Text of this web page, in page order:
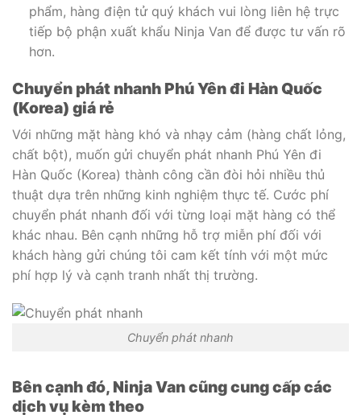
phẩm, hàng điện tử quý khách vui lòng liên hệ trực
tiếp bộ phận xuất khẩu Ninja Van để được tư vấn rõ
hơn.
Chuyển phát nhanh Phú Yên đi Hàn Quốc
(Korea) giá rẻ
Với những mặt hàng khó và nhạy cảm (hàng chất lỏng,
chất bột), muốn gửi chuyển phát nhanh Phú Yên đi
Hàn Quốc (Korea) thành công cần đòi hỏi nhiều thủ
thuật dựa trên những kinh nghiệm thực tế. Cước phí
chuyển phát nhanh đối với từng loại mặt hàng có thể
khác nhau. Bên cạnh những hỗ trợ miễn phí đối với
khách hàng gửi chúng tôi cam kết tính với một mức
phí hợp lý và cạnh tranh nhất thị trường.
Chuyển phát nhanh
Bên cạnh đó, Ninja Van cũng cung cấp các
dịch vụ kèm theo